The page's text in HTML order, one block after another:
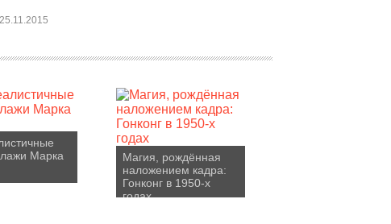
25.11.2015
Марка
Магия, рождённая
наложением кадра:
Гонконг в 1950-х
годах